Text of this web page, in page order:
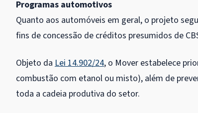
Programas automotivos
Quanto aos automóveis em geral, o projeto
fins de concessão de créditos presumidos de
Objeto da Lei 14.902/24, o Mover estabelece
combustão com etanol ou misto), além de
toda a cadeia produtiva do setor.